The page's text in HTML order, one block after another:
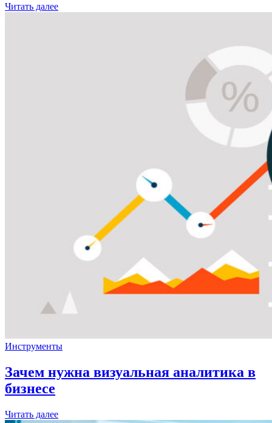
Читать далее
Инструменты
Зачем нужна визуальная аналитика в
бизнесе
Читать далее